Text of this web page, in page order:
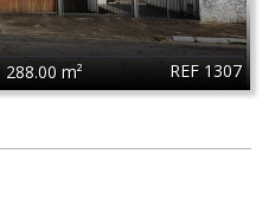
REF 1307
288.00 m²